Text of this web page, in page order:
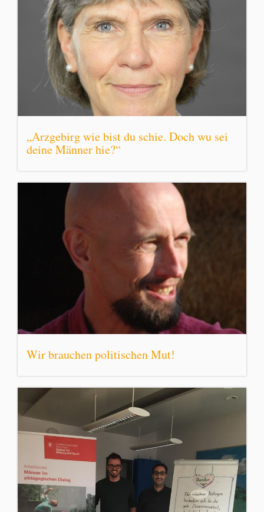
„Arzgebirg wie bist du schie. Doch wu sei
deine Männer hie?“
Wir brauchen politischen Mut!